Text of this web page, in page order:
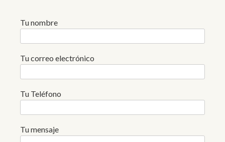
Tu nombre
Tu correo electrónico
Tu Teléfono
Tu mensaje